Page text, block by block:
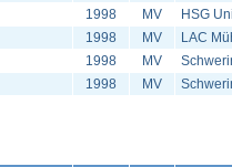
1998 MV
HSG
1998 MV
LAC
1998 MV
1998 MV